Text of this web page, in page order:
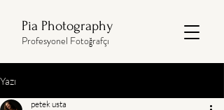
Pia Photography
Profesyonel Fotoğrafçı
Yazı
petek usta